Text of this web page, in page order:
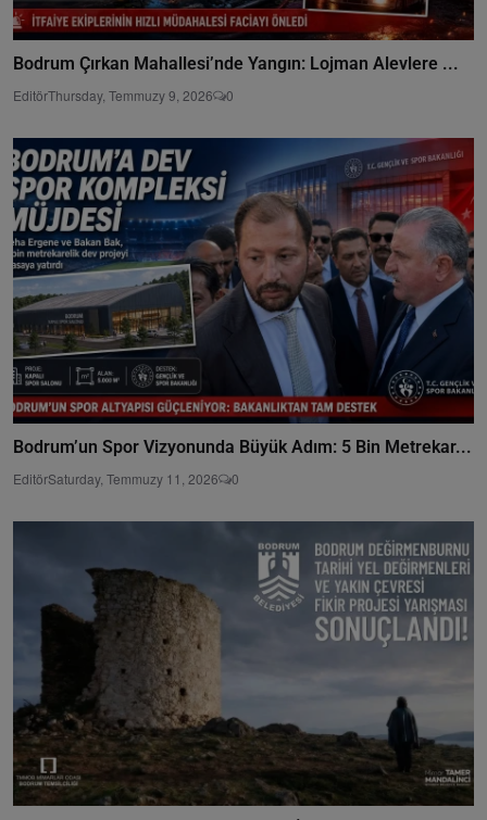
Bodrum Çırkan Mahallesi’nde Yangın: Lojman Alevlere ...
EditörThursday, Temmuzy 9, 2026 0
Bodrum’un Spor Vizyonunda Büyük Adım: 5 Bin Metrekar...
EditörSaturday, Temmuzy 11, 2026 0